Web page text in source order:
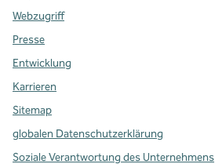
Webzugriff
Presse
Entwicklung
Karrieren
Sitemap
globalen Datenschutzerklärung
Soziale Verantwortung des Unternehmens